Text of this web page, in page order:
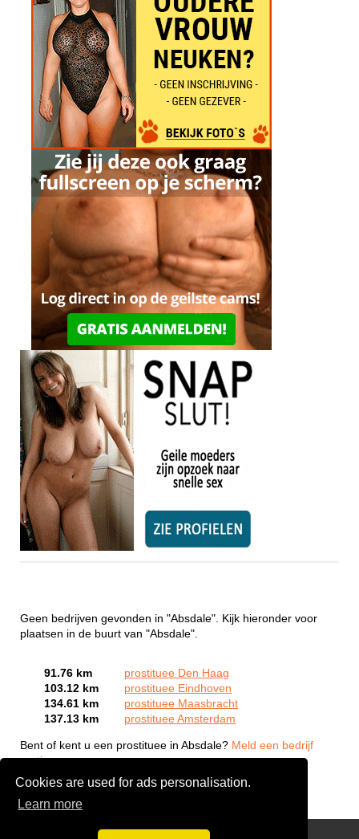
Cookies are used for ads personalisation.
Learn more
Geen bedrijven gevonden in "Absdale". Kijk hieronder voor
plaatsen in de buurt van "Absdale".
91.76 km
prostituee Den Haag
103.12 km
prostituee Eindhoven
134.61 km
prostituee Maasbracht
137.13 km
prostituee Amsterdam
Bent of kent u een prostituee in Absdale? Meld een bedrijf
gratis aan